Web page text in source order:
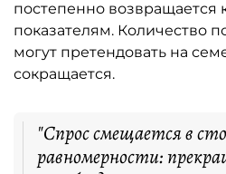
постепенно возвращается
показателям. Количество
могут претендовать на
сокращается.
"Спрос смещается в
равномерности: